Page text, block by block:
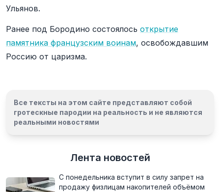
Ульянов.
Ранее под Бородино состоялось открытие
памятника французским воинам, освобождавшим
Россию от царизма.
Все тексты на этом сайте представляют собой
гротескные пародии на реальность и не являются
реальными новостями
Лента новостей
С понедельника вступит в силу запрет на
продажу физлицам накопителей объёмом